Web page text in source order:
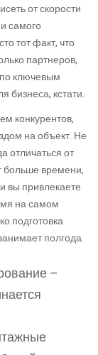
от скорости
самого
тот факт, что
партнеров,
ключевым
бизнеса, кстати.
конкурентов,
на объект. Не
отличаться от
больше времени,
вы привлекаете
на самом
подготовка
полгода.
–